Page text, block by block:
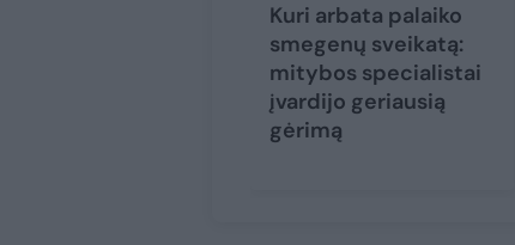
Kuri arbata palaiko
smegenų sveikatą:
mitybos specialistai
įvardijo geriausią
gėrimą